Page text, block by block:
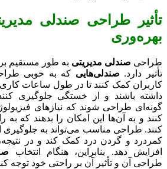
تأثیر طراحی صندلی
بهره‌وری
طراحی صندلی مدیریتی به طور مستقیم
تأثیر دارد. صندلی‌هایی که به خوبی
کاربران کمک کنند تا در طول ساعات
داشته باشند و از خستگی جلوگیری
گونه‌ای طراحی شوند که نیازهای
کنند و به آن‌ها این امکان را بدهند که به
کنند. طراحی مناسب می‌تواند به
کمردرد و گردن درد کمک کند و در
افزایش دهد. بنابراین، هنگام انتخاب
طراحی آن و تأثیر آن بر راحتی خود توجه